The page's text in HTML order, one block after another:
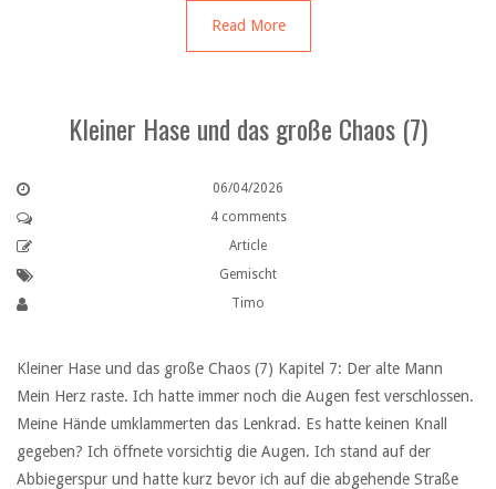
Read More
Kleiner Hase und das große Chaos (7)
06/04/2026
4 comments
Article
Gemischt
Timo
Kleiner Hase und das große Chaos (7) Kapitel 7: Der alte Mann
Mein Herz raste. Ich hatte immer noch die Augen fest verschlossen.
Meine Hände umklammerten das Lenkrad. Es hatte keinen Knall
gegeben? Ich öffnete vorsichtig die Augen. Ich stand auf der
Abbiegerspur und hatte kurz bevor ich auf die abgehende Straße